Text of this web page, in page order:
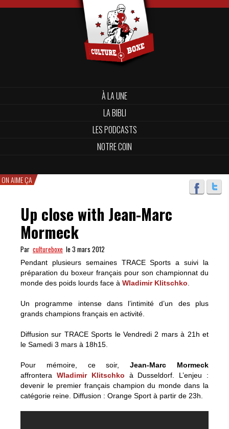
À LA UNE
LA BIBLI
LES PODCASTS
NOTRE COIN
ON AIME ÇA
Up close with Jean-Marc
Mormeck
Par cultureboxe le 3 mars 2012
Pendant plusieurs semaines TRACE Sports a suivi la
préparation du boxeur français pour son championnat du
monde des poids lourds face à Wladimir Klitschko
Un programme intense dans l’intimité d’un des plus
grands champions français en activité.
Diffusion sur TRACE Sports le Vendredi 2 mars à 21h et
le Samedi 3 mars à 18h15.
Pour mémoire, ce soir,Jean-Marc Mormeck
affrontera Wladimir Klitschko à Dusseldorf. L’enjeu :
devenir le premier français champion du monde dans la
catégorie reine. Diffusion : Orange Sport à partir de 23h.